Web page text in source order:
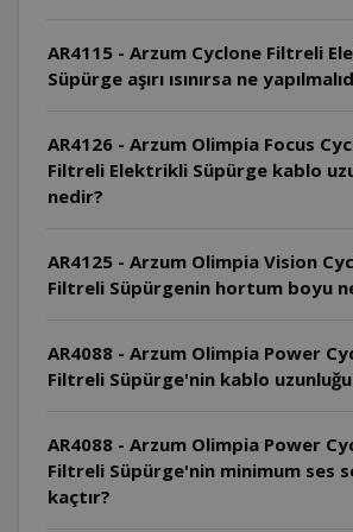
AR4115 - Arzum Cyclone Filtreli
Süpürge aşırı ısınırsa ne
AR4126 - Arzum Olimpia Focus
Filtreli Elektrikli Süpürge kablo
nedir?
AR4125 - Arzum Olimpia Vision
Filtreli Süpürgenin hortum boyu
AR4088 - Arzum Olimpia Power
AR4088 - Arzum Olimpia Power
Filtreli Süpürge'nin minimum ses
kaçtır?